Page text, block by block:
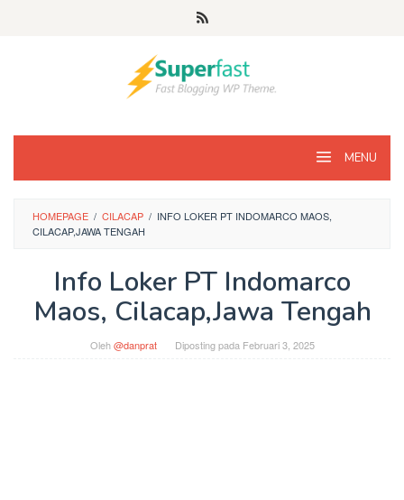
MENU
HOMEPAGE / CILACAP / INFO LOKER PT INDOMARCO MAOS,
CILACAP,JAWA TENGAH
Info Loker PT Indomarco
Maos, Cilacap,Jawa Tengah
Oleh@danprat Diposting pada Februari 3, 2025